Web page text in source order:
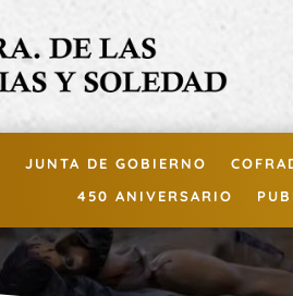
JUNTA DE GOBIERNO
450 ANIVERSARIO